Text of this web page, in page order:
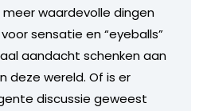
meer waardevolle dingen
sensatie en “eyeballs”
aandacht schenken aan
deze wereld. Of is er
discussie geweest